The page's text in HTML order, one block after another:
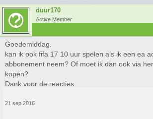
duur170
Active Member
Goedemiddag.
kan ik ook fifa 17 10 uur spelen als ik een ea
abbonement neem? Of moet ik dan ook via
kopen?
Dank voor de reacties.
21 sep 2016